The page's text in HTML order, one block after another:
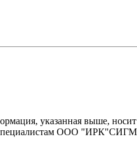
указанная выше, носит
к специалистам ООО